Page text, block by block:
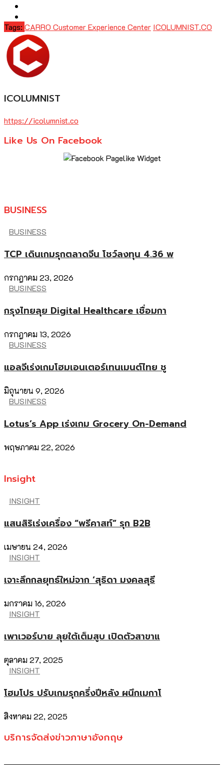
Tags: CARRO Customer Experience Center ICOLUMNIST.CO
ICOLUMNIST
https://icolumnist.co
Like Us On Facebook
BUSINESS
BUSINESS
TCP เดินเกมรุกตลาดจีน โชว์ลงทุน 4.36 พ
กรกฎาคม 23, 2026
BUSINESS
กรุงไทยลุย Digital Healthcare เชื่อมกา
กรกฎาคม 13, 2026
BUSINESS
แอลจีเร่งเกมโฮมเอนเตอร์เทนเมนต์ไทย ชู
มิถุนายน 9, 2026
BUSINESS
Lotus’s App เร่งเกม Grocery On-Demand
พฤษภาคม 22, 2026
Insight
INSIGHT
แสนสิริเร่งเครื่อง “พรีคาสท์” รุก B2B
เมษายน 24, 2026
INSIGHT
เจาะลึกกลยุทธ์ใหม่จาก ‘สุธิดา มงคลสุธี
มกราคม 16, 2026
INSIGHT
เพาเวอร์บาย ลุยใต้เต็มสูบ เปิดตัวสาขาแ
ตุลาคม 27, 2025
INSIGHT
โฮมโปร ปรับเกมรุกครึ่งปีหลัง ผนึกเมกาโ
สิงหาคม 22, 2025
บริการจัดส่งข่าวภาษาอังกฤษ